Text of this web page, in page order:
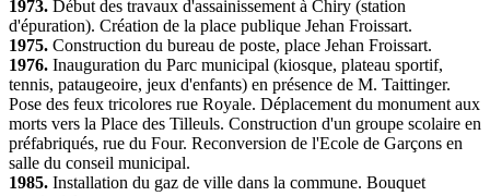
1973. Début des travaux d'assainissement à Chiry (station
d'épuration). Création de la place publique Jehan Froissart.
1975. Construction du bureau de poste, place Jehan Froissart.
1976. Inauguration du Parc municipal (kiosque, plateau sportif,
tennis, pataugeoire, jeux d'enfants) en présence de M. Taittinger.
Pose des feux tricolores rue Royale. Déplacement du monument aux
morts vers la Place des Tilleuls. Construction d'un groupe scolaire en
préfabriqués, rue du Four. Reconversion de l'Ecole de Garçons en
salle du conseil municipal.
1985. Installation du gaz de ville dans la commune. Bouquet